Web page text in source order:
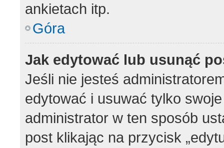
ankietach itp.
Góra
Jak edytować lub usunąć
Jeśli nie jesteś
edytować i usuwać tylko
administrator w ten sposób
post klikając na przycisk